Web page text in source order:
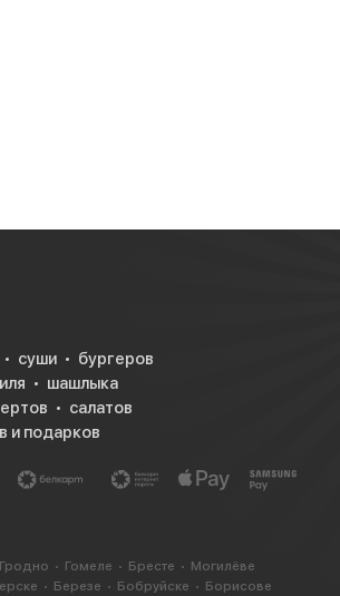
суши
бургеров
шашлыка
салатов
и подарков
Гродно Гомеле Бресте
Могилёве
Березе Бобруйске Борисове